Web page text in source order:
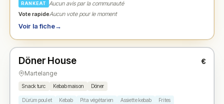
RANKEAT
Aucun avis par la communauté
Vote rapideAucun vote pour le moment
Voir la fiche→
★ N° 2
Döner House €
Martelange
Snack turc Kebab maison Döner
Dürüm poulet Kebab Pita végétarien Assiette kebab Frites